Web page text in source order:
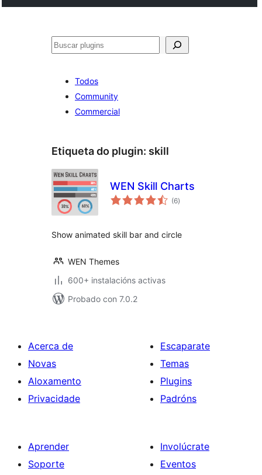
Buscar
Todos
Community
Commercial
Etiqueta do plugin: skill
WEN Skill Charts
(6valoracións
totais
)
Show animated skill bar and circle
WEN Themes
600+ instalacións activas
Probado con 7.0.2
Acerca de
Novas
Aloxamento
Privacidade
Escaparate
Temas
Plugins
Padróns
Aprender
Soporte
Involúcrate
Eventos